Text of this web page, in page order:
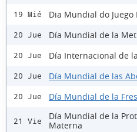
19 Mié Dia Mundial do Juego
20 Jue Día Mundial de la
20 Jue Día Internacional de
20 Jue Día Mundial de las
20 Jue Día Mundial de la
21 Vie
Día Mundial de la
Materna